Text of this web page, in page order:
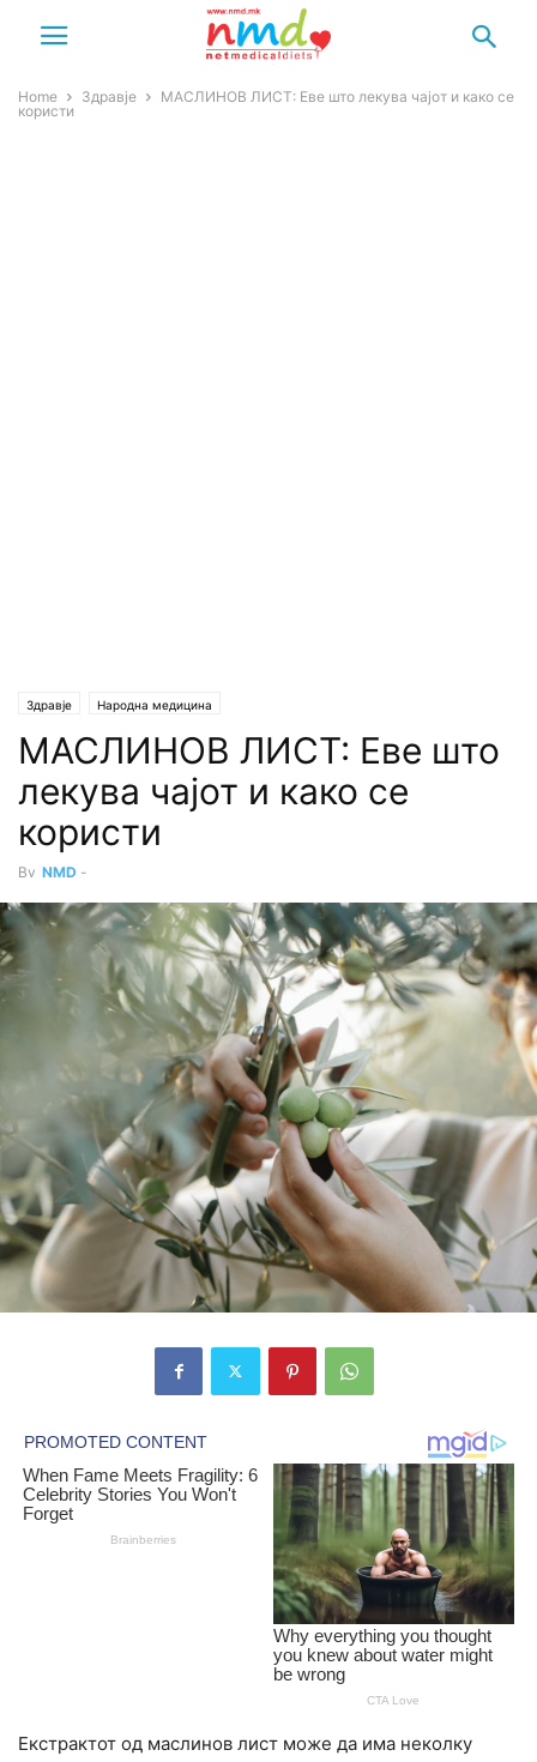
Home Здравје
МАСЛИНОВ ЛИСТ: Еве што лекува чајот и како се
користи
Здравје Народна медицина
МАСЛИНОВ ЛИСТ: Еве што
лекува чајот и како се
користи
By NMD -
Екстрактот од маслинов лист може да има неколку